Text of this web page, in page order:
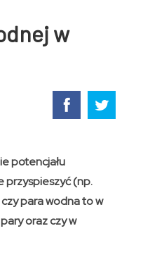
w
potencjału
przyspieszyć (np.
para wodna to w
oraz czy w